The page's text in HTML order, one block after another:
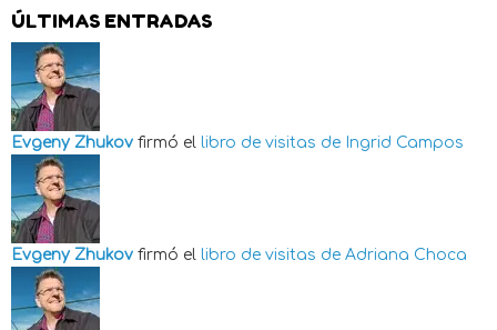
ÚLTIMAS ENTRADAS
Evgeny Zhukov firmó el libro de visitas de Ingrid Campos
Evgeny Zhukov firmó el libro de visitas de Adriana Choca